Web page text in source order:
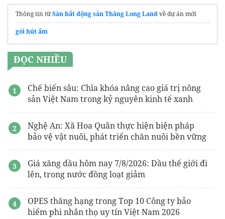
Thông tin từSàn bất động sản Thăng Long Landvề dự án mới
gói hút ẩm
ĐỌC NHIỀU
Chế biến sâu: Chìa khóa nâng cao giá trị nông
sản Việt Nam trong kỷ nguyên kinh tế xanh
Nghệ An: Xã Hoa Quân thực hiện biện pháp
bảo vệ vật nuôi, phát triển chăn nuôi bền vững
Giá xăng dầu hôm nay 7/8/2026: Dầu thế giới đi
lên, trong nước đồng loạt giảm
OPES thăng hạng trong Top 10 Công ty bảo
hiểm phi nhân thọ uy tín Việt Nam 2026